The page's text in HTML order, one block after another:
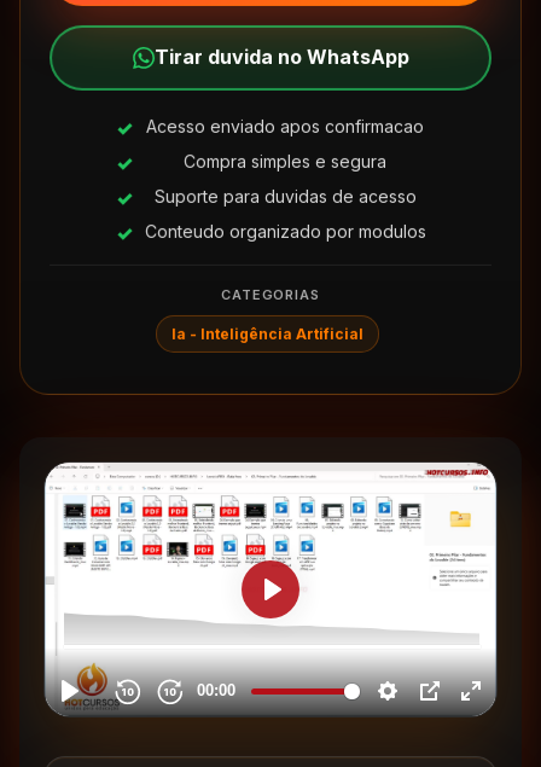
Tirar duvida no WhatsApp
Acesso enviado apos confirmacao
Compra simples e segura
Suporte para duvidas de acesso
Conteudo organizado por modulos
CATEGORIAS
Ia - Inteligência Artificial